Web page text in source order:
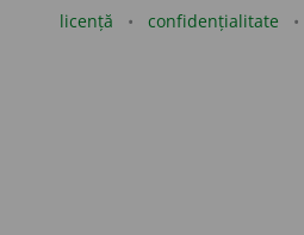
licență confidențialitate